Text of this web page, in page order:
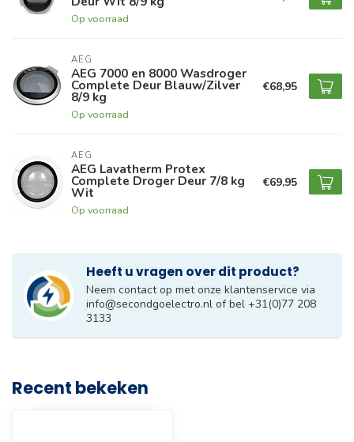
Op voorraad
AEG
AEG 7000 en 8000 Wasdroger
Complete Deur Blauw/Zilver
8/9 kg
Op voorraad
€68,95
AEG
AEG Lavatherm Protex
Complete Droger Deur 7/8 kg
Wit
Op voorraad
€69,95
Heeft u vragen over dit product?
Neem contact op met onze klantenservice via
info@secondgoelectro.nl of bel +31(0)77 208
3133
Recent bekeken